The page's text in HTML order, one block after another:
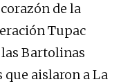
de la
Tupac
Bartolinas
que aislaron a La